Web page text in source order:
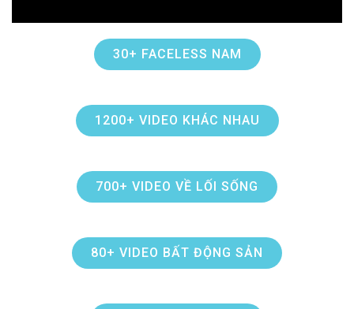
30+ FACELESS NAM
1200+ VIDEO KHÁC NHAU
700+ VIDEO VỀ LỐI SỐNG
80+ VIDEO BẤT ĐỘNG SẢN